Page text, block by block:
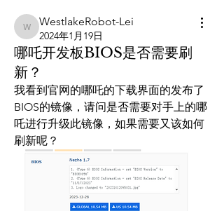
WestlakeRobot-Lei
WestlakeRobot-Lei
2024年1月19日
哪吒开发板BIOS是否需要刷
新？
我看到官网的哪吒的下载界面的发布了
BIOS的镜像，请问是否需要对手上的哪
吒进行升级此镜像，如果需要又该如何
刷新呢？